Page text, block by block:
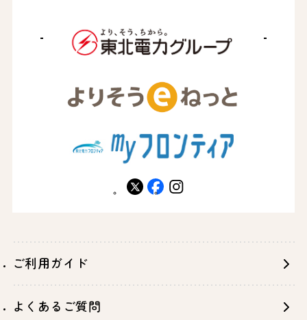
X facebookinstagram
ご利用ガイド
よくあるご質問